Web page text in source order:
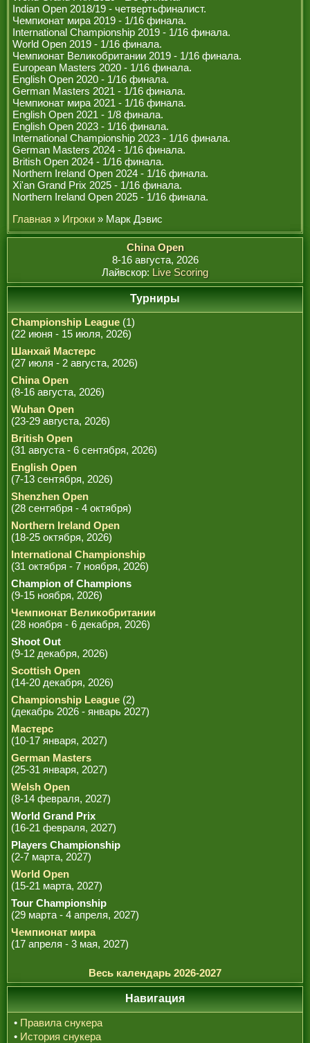
Indian Open 2018/19 - четвертьфиналист.
Чемпионат мира 2019 - 1/16 финала.
International Championship 2019 - 1/16 финала.
World Open 2019 - 1/16 финала.
Чемпионат Великобритании 2019 - 1/16 финала.
European Masters 2020 - 1/16 финала.
English Open 2020 - 1/16 финала.
German Masters 2021 - 1/16 финала.
Чемпионат мира 2021 - 1/16 финала.
English Open 2021 - 1/8 финала.
English Open 2023 - 1/16 финала.
International Championship 2023 - 1/16 финала.
German Masters 2024 - 1/16 финала.
British Open 2024 - 1/16 финала.
Northern Ireland Open 2024 - 1/16 финала.
Xi'an Grand Prix 2025 - 1/16 финала.
Northern Ireland Open 2025 - 1/16 финала.
Главная » Игроки » Марк Дэвис
China Open
8-16 августа, 2026
Лайвскор: Live Scoring
Турниры
Championship League (1)
(22 июня - 15 июля, 2026)
Шанхай Мастерс
(27 июля - 2 августа, 2026)
China Open
(8-16 августа, 2026)
Wuhan Open
(23-29 августа, 2026)
British Open
(31 августа - 6 сентября, 2026)
English Open
(7-13 сентября, 2026)
Shenzhen Open
(28 сентября - 4 октября)
Northern Ireland Open
(18-25 октября, 2026)
International Championship
(31 октября - 7 ноября, 2026)
Champion of Champions
(9-15 ноября, 2026)
Чемпионат Великобритании
(28 ноября - 6 декабря, 2026)
Shoot Out
(9-12 декабря, 2026)
Scottish Open
(14-20 декабря, 2026)
Championship League (2)
(декабрь 2026 - январь 2027)
Мастерс
(10-17 января, 2027)
German Masters
(25-31 января, 2027)
Welsh Open
(8-14 февраля, 2027)
World Grand Prix
(16-21 февраля, 2027)
Players Championship
(2-7 марта, 2027)
World Open
(15-21 марта, 2027)
Tour Championship
(29 марта - 4 апреля, 2027)
Чемпионат мира
(17 апреля - 3 мая, 2027)
Весь календарь 2026-2027
Навигация
• Правила снукера
• История снукера